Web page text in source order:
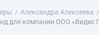
Александра Алексеева
для компании ООО «Видис